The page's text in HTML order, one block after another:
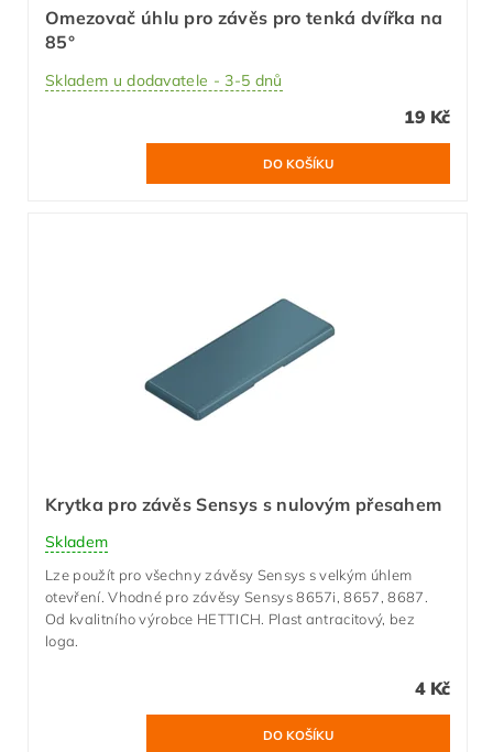
Omezovač úhlu pro závěs pro tenká dvířka na
85°
Skladem u dodavatele - 3-5 dnů
19 Kč
Krytka pro závěs Sensys s nulovým přesahem
Skladem
Lze použít pro všechny závěsy Sensys s velkým úhlem
otevření. Vhodné pro závěsy Sensys 8657i, 8657, 8687.
Od kvalitního výrobce HETTICH. Plast antracitový, bez
loga.
4 Kč